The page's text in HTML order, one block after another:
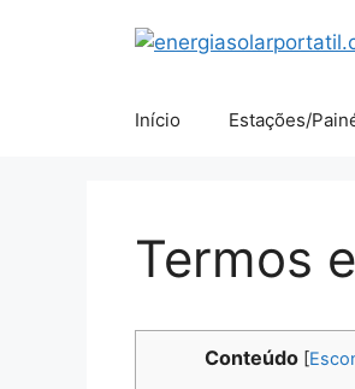
Início Estações/
Termos
Conteúdo [